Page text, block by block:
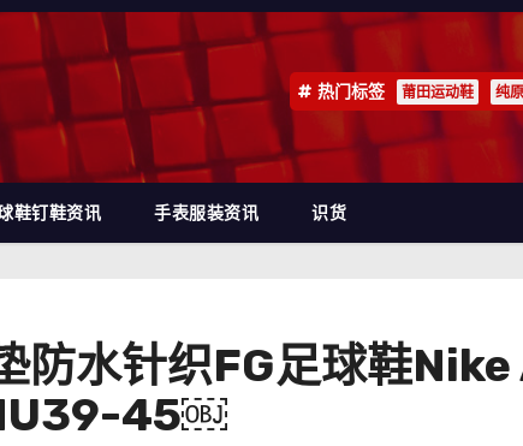
热门标签 莆田运动鞋 纯
鞋钉鞋资讯 手表服装资讯 识货
防水针织FG足球鞋
45￼